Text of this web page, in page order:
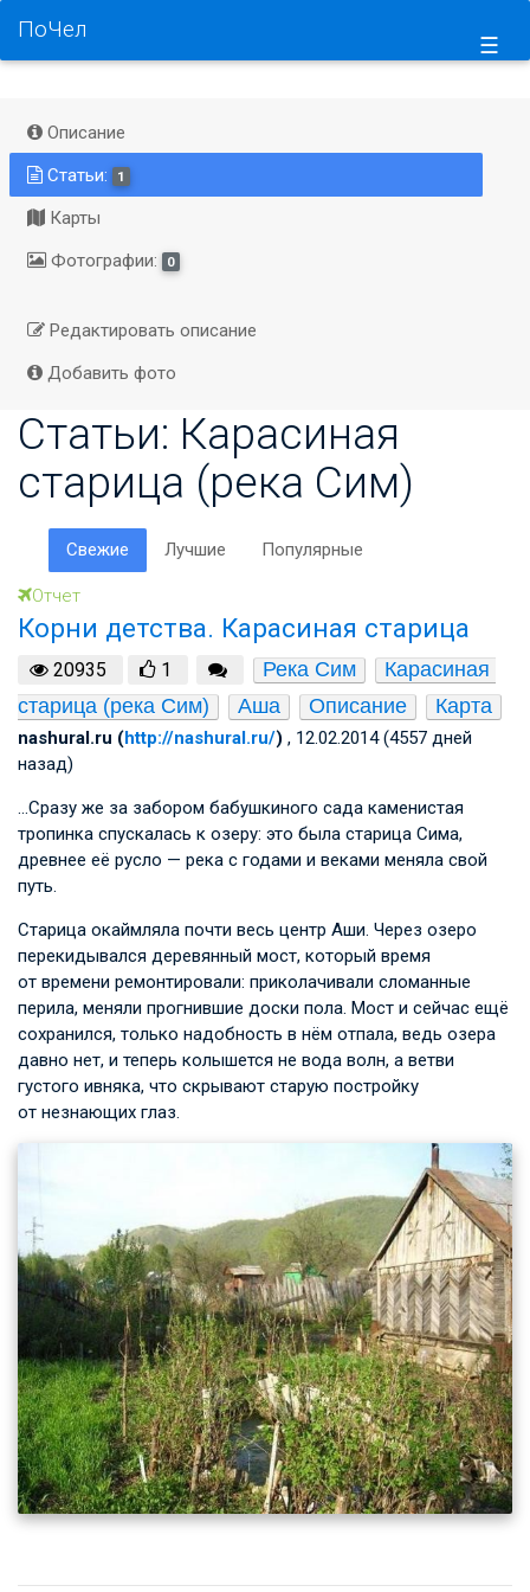
☰
ПоЧел
Описание
Статьи:
1
Карты
Фотографии:
0
Редактировать описание
Добавить фото
Статьи: Карасиная
старица (река Сим)
Свежие Лучшие Популярные
Отчет
Корни детства. Карасиная старица
20935 1 Река Сим
Карасиная
старица (река Сим)
Аша Описание Карта
nashural.ru (http://nashural.ru/) , 12.02.2014 (4557 дней
назад)
…Сразу же за забором бабушкиного сада каменистая
тропинка спускалась к озеру: это была старица Сима,
древнее её русло — река с годами и веками меняла свой
путь.
Старица окаймляла почти весь центр Аши. Через озеро
перекидывался деревянный мост, который время
от времени ремонтировали: приколачивали сломанные
перила, меняли прогнившие доски пола. Мост и сейчас ещё
сохранился, только надобность в нём отпала, ведь озера
давно нет, и теперь колышется не вода волн, а ветви
густого ивняка, что скрывают старую постройку
от незнающих глаз.